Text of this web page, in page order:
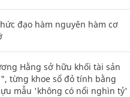
đạo hàm nguyên hàm cơ
Hằng sở hữu khối tài sản
từng khoe sổ đỏ tính bằng
mẫu 'không có nổi nghìn tỷ'